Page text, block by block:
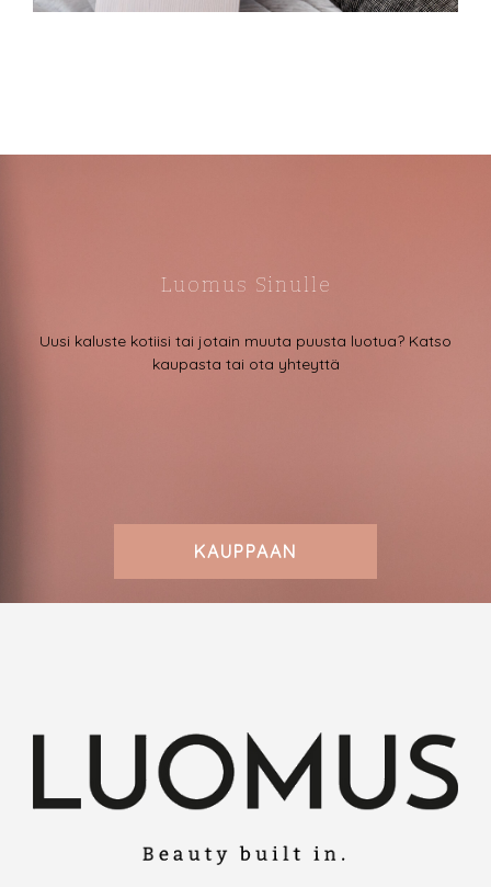
Luomus Sinulle
Uusi kaluste kotiisi tai jotain muuta puusta luotua? Katso
kaupasta tai ota yhteyttä
KAUPPAAN